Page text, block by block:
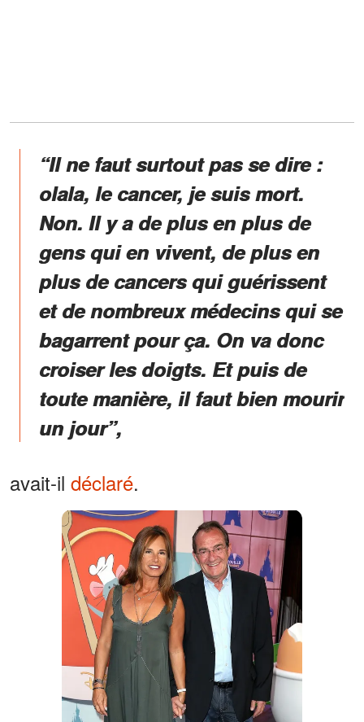
“Il ne faut surtout pas se dire :
olala, le cancer, je suis mort.
Non. Il y a de plus en plus de
gens qui en vivent, de plus en
plus de cancers qui guérissent
et de nombreux médecins qui se
bagarrent pour ça. On va donc
croiser les doigts. Et puis de
toute manière, il faut bien mourir
un jour”,
avait-il déclaré.